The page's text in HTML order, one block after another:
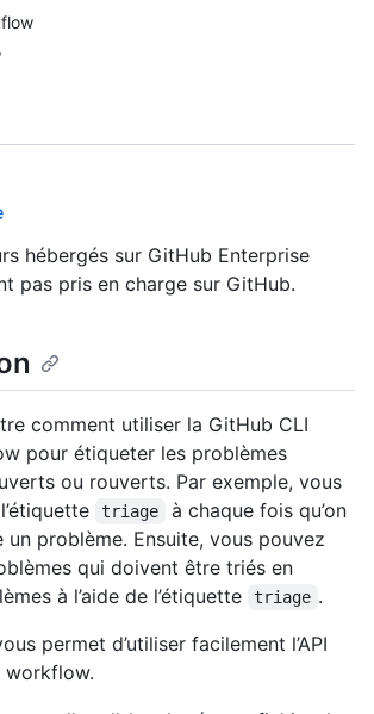
hébergés sur GitHub Enterprise
pas pris en charge sur GitHub.
comment utiliser la GitHub CLI
pour étiqueter les problèmes
ou rouverts. Par exemple, vous
triage
à chaque fois qu’on
problème. Ensuite, vous pouvez
qui doivent être triés en
à l’aide de l’étiquette
triage .
permet d’utiliser facilement l’API
workflow.